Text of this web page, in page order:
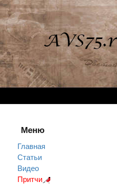
Меню
Главная
Статьи
Видео
Притчи